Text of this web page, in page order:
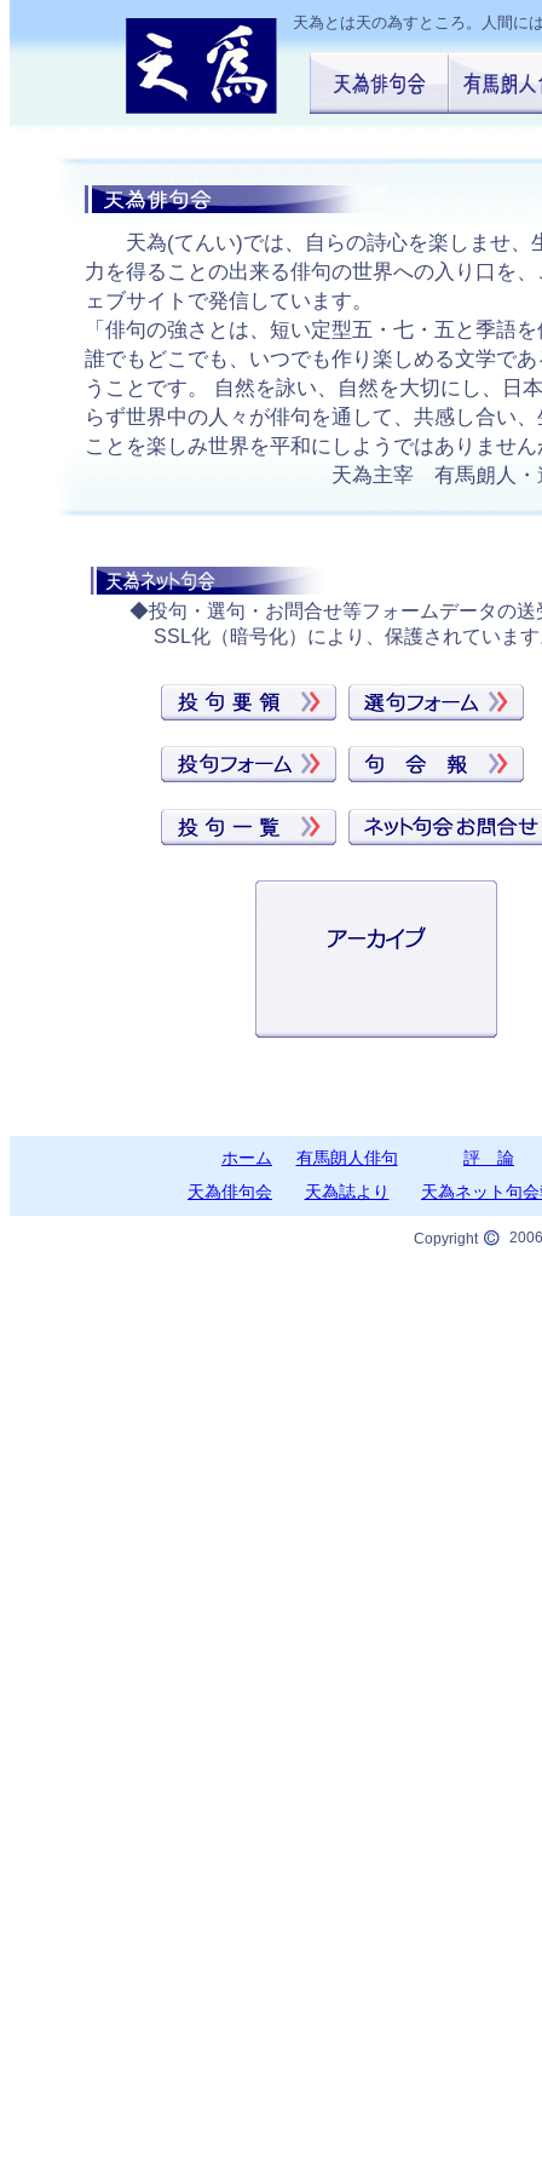
天為とは天の為すところ。人間に
天為(てんい)では、自らの詩心を楽しませ、
力を得ることの出来る俳句の世界への入り口を
ェブサイトで発信しています。
「俳句の強さとは、短い定型五・七・五と季語
誰でもどこでも、いつでも作り楽しめる文学で
うことです。 自然を詠い、自然を大切にし、日
らず世界中の人々が俳句を通して、共感し合い
ことを楽しみ世界を平和にしようではありませ
天為主宰 有馬朗人・遺
◆投句・選句・お問合せ等フォームデータの送
SSL化（暗号化）により、保護されていま
ホーム 有馬朗人俳句
評 論
天為俳句会
天為誌より 天為ネット句
Copyright